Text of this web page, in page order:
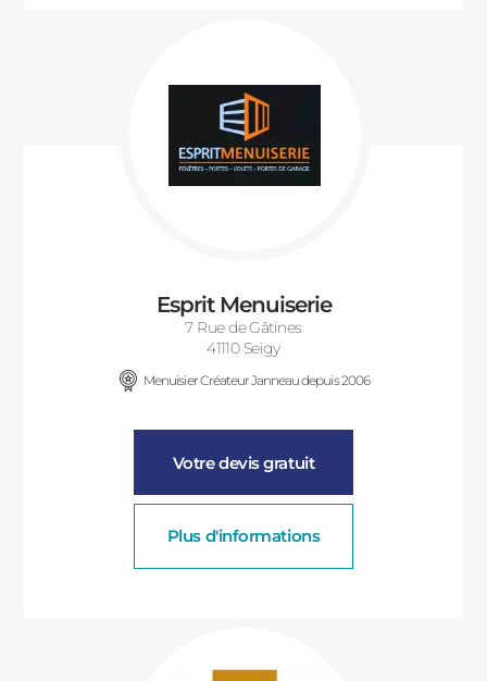
Esprit Menuiserie
7 Rue de Gâtines
41110 Seigy
Menuisier Créateur Janneau depuis 2006
Votre devis gratuit
Plus d'informations